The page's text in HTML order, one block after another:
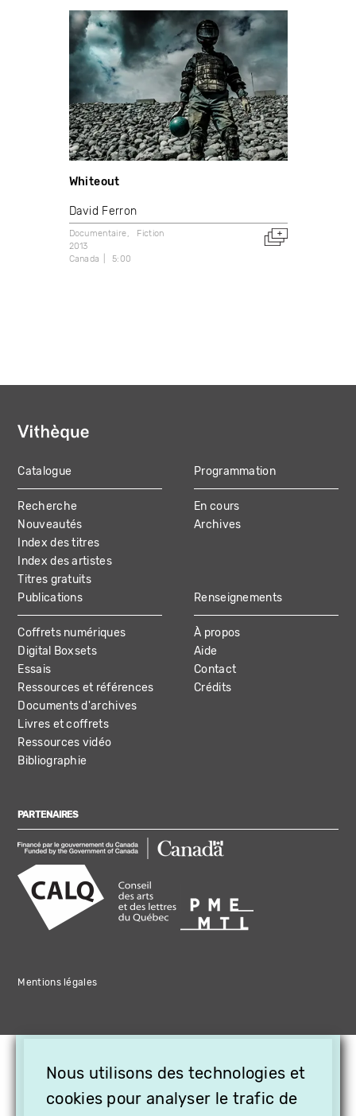
Whiteout
David Ferron
Documentaire
Fiction
2013
Canada
5:00
MAIN
NAVIGATION
Catalogue
Recherche
Nouveautés
Index des titres
Index des artistes
Titres gratuits
Programmation
En cours
Archives
Publications
Coffrets numériques
Digital Boxsets
Essais
Ressources et références
Documents d'archives
Livres et coffrets
Ressources vidéo
Bibliographie
Renseignements
À propos
Aide
Contact
Crédits
PARTENAIRES
Mentions légales
Nous utilisons des technologies et
cookies pour analyser le trafic de
OFFREZ LA VIDÉO EN
CADEAU, ABONNEZ VOS